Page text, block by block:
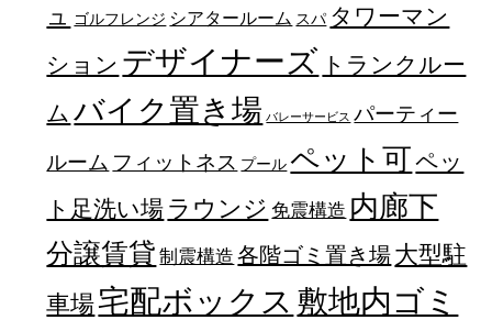
ュ
ゴルフレンジ シアタールーム スパ タワーマン
ション デザイナーズ トランクルー
ム バイク置き場 バレーサービス パーティー
ルーム フィットネス プール ペット可ペッ
ト足洗い場 ラウンジ 免震構造 内廊下
分譲賃貸 制震構造 各階ゴミ置き場大型駐
車場宅配ボックス 敷地内ゴミ